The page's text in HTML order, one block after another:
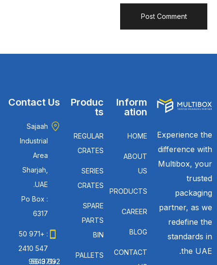
Experience the
difference with
Multibox, your
trusted
packaging
partner, as we
redefine the
standards in
the UAE.
Inform
ation
HOME
ABOUT
US
PRODUCTS
CAREER
BLOG
CONTACT
Produc
ts
REGULAR
CRATES
SERIES
CRATES
SPARE
PARTS
BIN
PALLETS
Contact Us
Sajaah
Industrial
Area
Sharjah,
UAE.
Po Box :
6317
: +971 50
547 2410
: +971 56 692 9643